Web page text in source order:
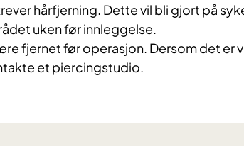
hårfjerning. Dette vil bli gjort på
uken før innleggelse.
fjernet før operasjon. Dersom det er
et piercingstudio.